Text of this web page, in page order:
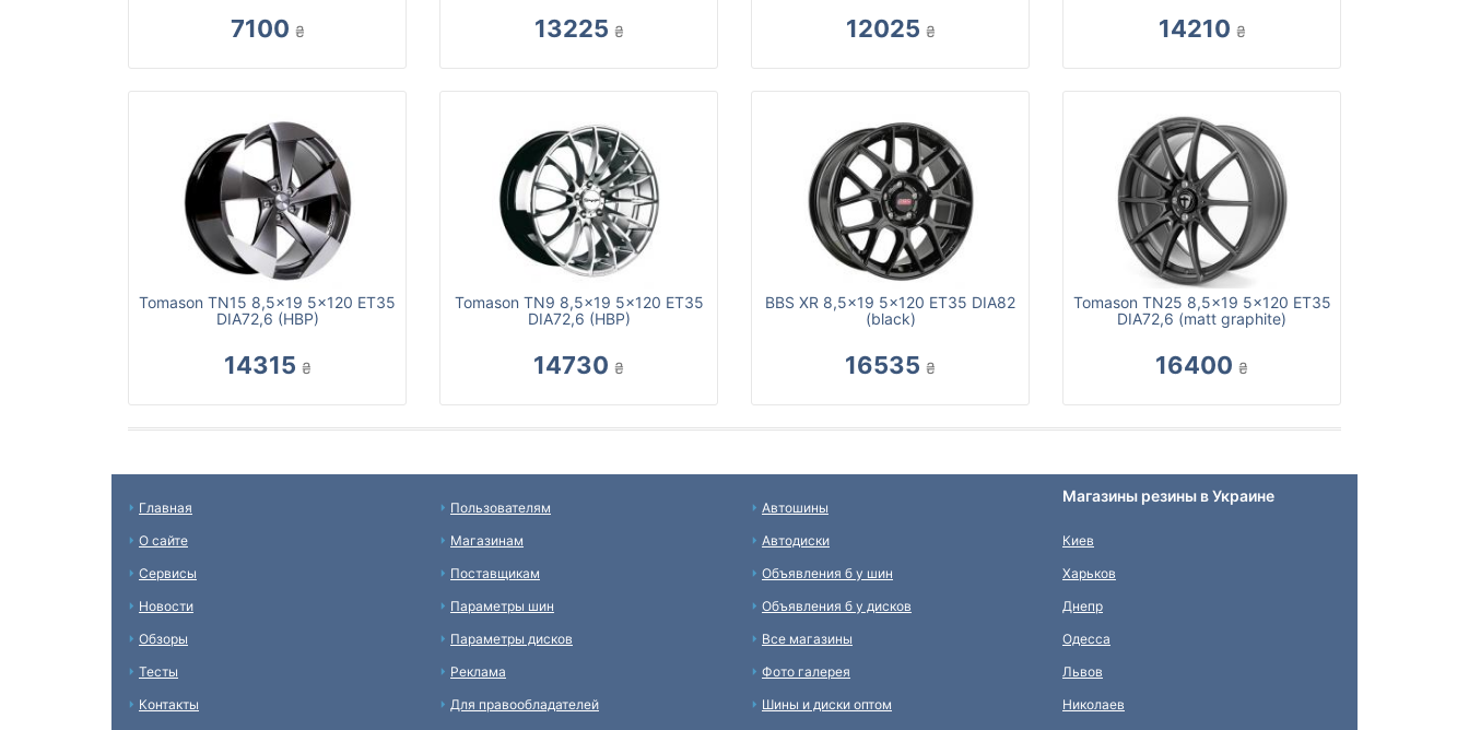
7100 ₴ 13225 ₴ 12025 ₴ 14210 ₴
Tomason TN15 8,5x19 5x120 ET35
DIA72,6 (HBP)
14315 ₴
Tomason TN9 8,5x19 5x120 ET35
DIA72,6 (HBP)
14730 ₴
BBS XR 8,5x19 5x120 ET35 DIA82
(black)
16535 ₴
Tomason TN25 8,5x19 5x120 ET35
DIA72,6 (matt graphite)
16400 ₴
Главная
О сайте
Сервисы
Новости
Обзоры
Тесты
Контакты
Пользователям
Магазинам
Поставщикам
Параметры шин
Параметры дисков
Реклама
Для правообладателей
Автошины
Автодиски
Объявления б у шин
Объявления б у дисков
Все магазины
Фото галерея
Шины и диски оптом
Магазины резины в Украине
Киев
Харьков
Днепр
Одесса
Львов
Николаев